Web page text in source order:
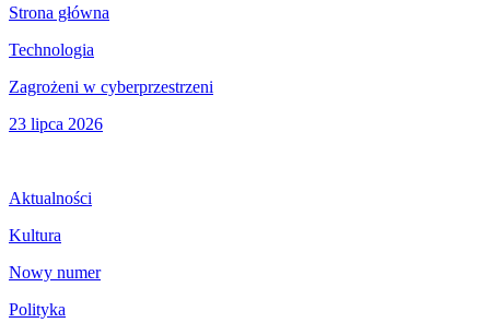
Strona główna
Technologia
Zagrożeni w cyberprzestrzeni
23 lipca 2026
Aktualności
Kultura
Nowy numer
Polityka